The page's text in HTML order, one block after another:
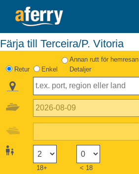
Färja till Terceira/P. Vitoria
Retur Enkel
Annan rutt för hemresan
Detaljer
18+ < 18